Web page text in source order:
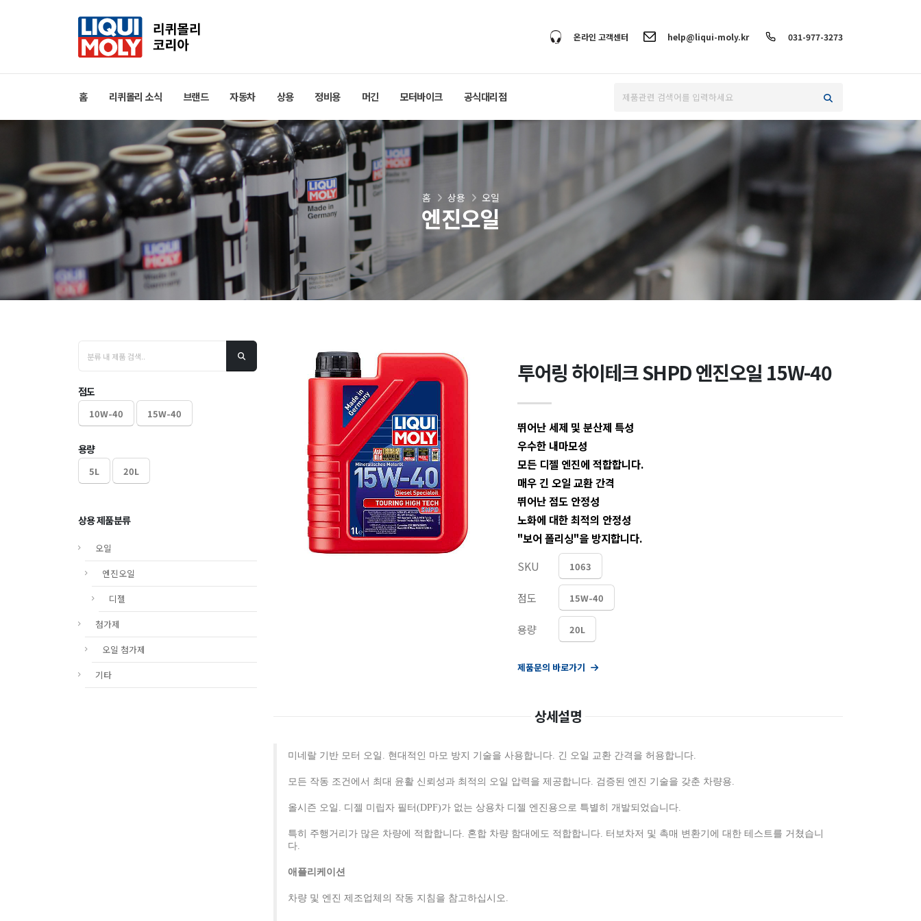
온라인 고객센터 help@liqui-moly.kr 031-977-3273
홈 리퀴몰리 소식 브랜드 자동차 상용 정비용 머긴 모터바이크 공식대리점
엔진오일
홈 상용 오일
점도
10W-40 15W-40
용량
5L 20L
상용 제품분류
오일
엔진오일
디젤
첨가제
오일 첨가제
기타
투어링 하이테크 SHPD 엔진오일 15W-40
뛰어난 세제 및 분산제 특성
우수한 내마모성
모든 디젤 엔진에 적합합니다.
매우 긴 오일 교환 간격
뛰어난 점도 안정성
노화에 대한 최적의 안정성
"보어 폴리싱"을 방지합니다.
SKU
1063
점도 15W-40
용량 20L
제품문의 바로가기
상세설명
미네랄 기반 모터 오일. 현대적인 마모 방지 기술을 사용합니다. 긴 오일 교환 간격을 허용합니다.
모든 작동 조건에서 최대 윤활 신뢰성과 최적의 오일 압력을 제공합니다. 검증된 엔진 기술을 갖춘 차량용.
올시즌 오일. 디젤 미립자 필터(DPF)가 없는 상용차 디젤 엔진용으로 특별히 개발되었습니다.
특히 주행거리가 많은 차량에 적합합니다. 혼합 차량 함대에도 적합합니다. 터보차저 및 촉매 변환기에 대한 테스트를 거쳤습니
다.
애플리케이션
차량 및 엔진 제조업체의 작동 지침을 참고하십시오.